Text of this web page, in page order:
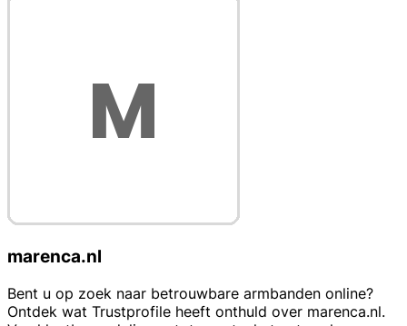
marenca.nl
Bent u op zoek naar betrouwbare armbanden online?
Ontdek wat Trustprofile heeft onthuld over marenca.nl.